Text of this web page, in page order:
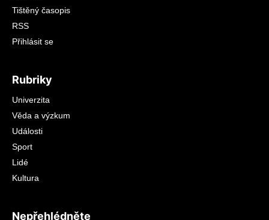
Tištěný časopis
RSS
Přihlásit se
Rubriky
Univerzita
Věda a výzkum
Události
Sport
Lidé
Kultura
Nepřehlédněte